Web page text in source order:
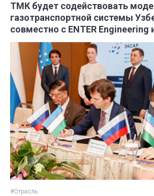
ТМК будет содействовать
газотранспортной системы
совместно с ENTER Engineering
экспортным центром
#Отрасль